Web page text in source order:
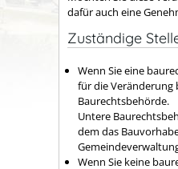
dafür auch eine
Zuständige
Wenn Sie eine
für die Veränderung
Baurechtsbehörde.
Untere
dem das
Wenn Sie keine